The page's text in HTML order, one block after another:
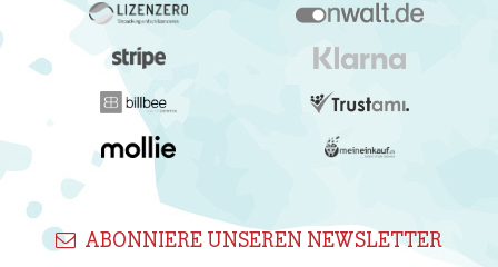
ABONNIERE UNSEREN NEWSLETTER